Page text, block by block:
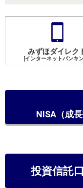
みずほダイレク
[インターネットバンキ
NISA（成
投資信託